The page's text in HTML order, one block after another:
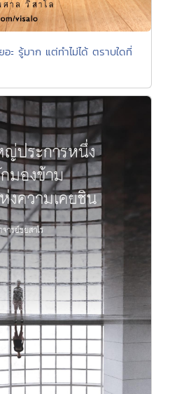
ะ รู้มาก แต่ทำไม่ได้ ตราบใดที่